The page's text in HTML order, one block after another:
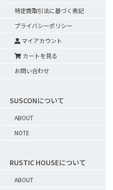
特定商取引法に基づく表記
プライバシーポリシー
マイアカウント
カートを見る
お問い合わせ
SUSCONについて
ABOUT
NOTE
RUSTIC HOUSEについて
ABOUT